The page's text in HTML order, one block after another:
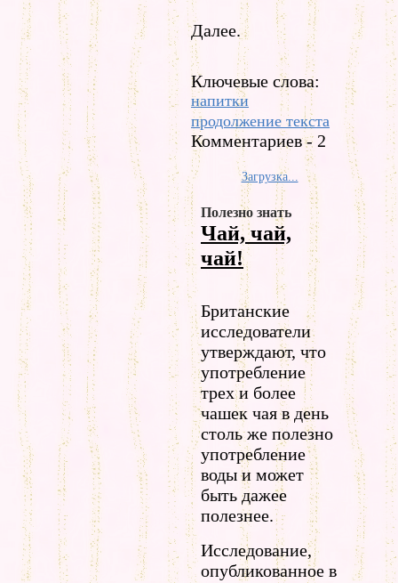
Далее.
Ключевые слова:
напитки
продолжение текста
Комментариев - 2
Загрузка...
Полезно знать
Чай, чай,
чай!
Британские
исследователи
утверждают, что
употребление
трех и более
чашек чая в день
столь же полезно
употребление
воды и может
быть дажее
полезнее.
Исследование,
опубликованное в